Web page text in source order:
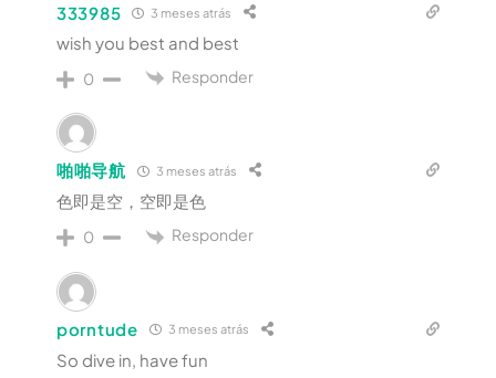
333985 3 meses atrás
wish you best and best
0 Responder
啪啪导航 3 meses atrás
色即是空，空即是色
0 Responder
porntude 3 meses atrás
So dive in, have fun